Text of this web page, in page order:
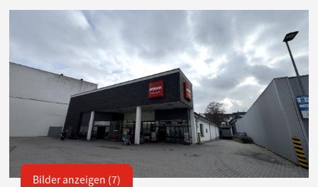
Bilder anzeigen (7)